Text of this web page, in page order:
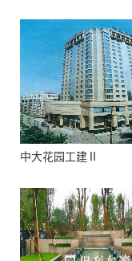
中大花园工建Ⅱ